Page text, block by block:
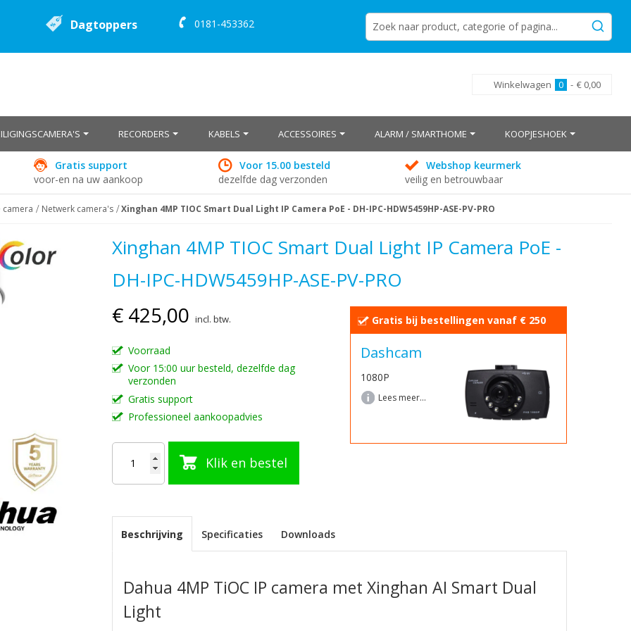
Dagtoppers 0181-453362
Winkelwagen 0 - € 0,00
RECORDERS KABELS ACCESSOIRES ALARM / SMARTHOME KOOPJESHOEK
Gratis support
voor-en na uw aankoop
Voor 15.00 besteld
dezelfde dag verzonden
Webshop keurmerk
veilig en betrouwbaar
camera Netwerk camera's Xinghan 4MP TIOC Smart Dual Light IP Camera PoE - DH-IPC-HDW5459HP-ASE-PV-PRO
Xinghan 4MP TIOC Smart Dual Light IP Camera PoE -
DH-IPC-HDW5459HP-ASE-PV-PRO
€ 425,00 incl. btw.
Voorraad
Voor 15:00 uur besteld, dezelfde dag
verzonden
Gratis support
Professioneel aankoopadvies
Klik en bestel
Gratis bij bestellingen vanaf € 250
Dashcam
1080P
Lees meer...
Beschrijving
Dahua 4MP TiOC IP camera met Xinghan AI Smart Dual
Light
Specificaties Downloads